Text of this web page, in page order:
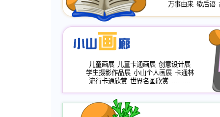
万事由来 歇后语
儿童画展 儿童卡通画展 创意设计展
学生摄影作品展 小山个人画展 卡通林
流行卡通欣赏 世界名画欣赏 ………